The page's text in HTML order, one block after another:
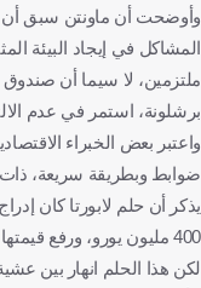
وأوضحت أن ماونتن سبق أن
المشاكل في إيجاد البيئة
ملتزمين، لا سيما أن
برشلونة، استمر في عدم الالتزام
واعتبر بعض الخبراء
ضوابط وبطريقة سريعة،
يذكر أن حلم لابورتا كان
400 مليون يورو، ورفع قيمتها إلى مليار يورو.
لكن هذا الحلم انهار بين